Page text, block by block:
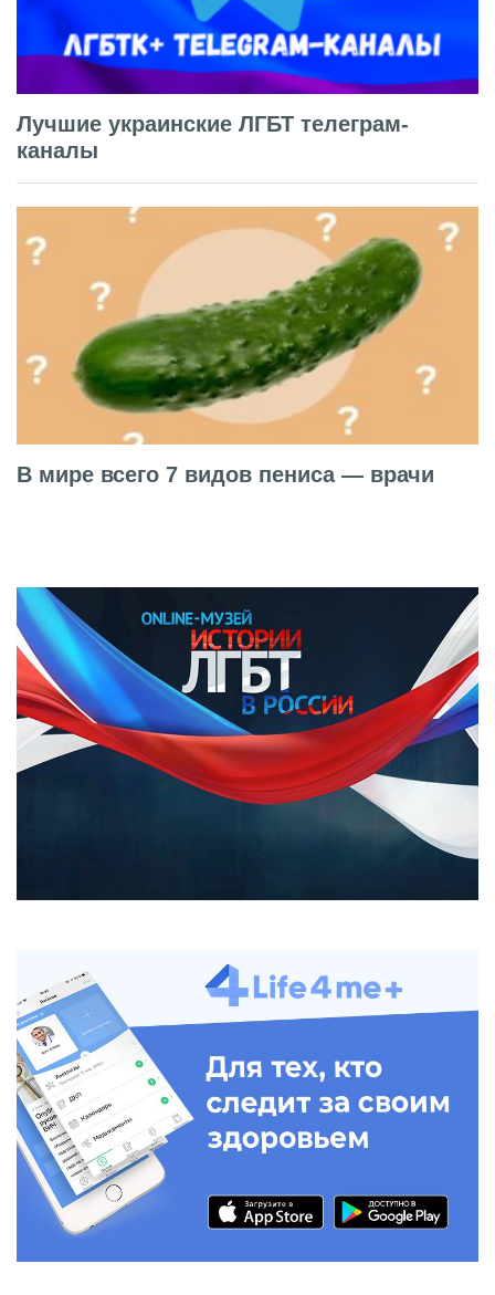
Лучшие украинские ЛГБТ телеграм-
каналы
В мире всего 7 видов пениса — врачи